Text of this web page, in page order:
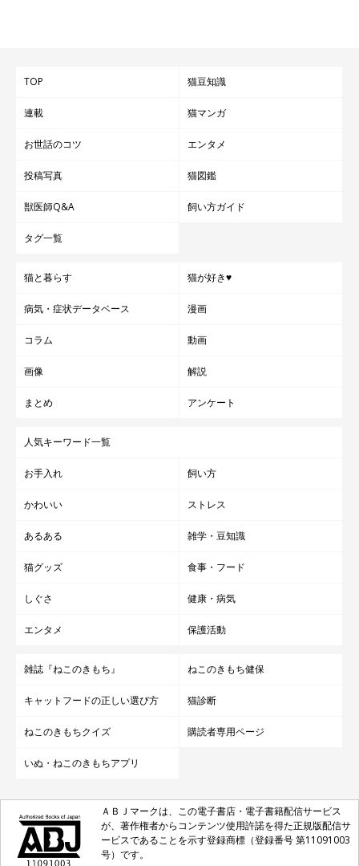
TOP 猫豆知識
連載 猫マンガ
お世話のコツ エンタメ
投稿写真 猫図鑑
獣医師Q&A 飼い方ガイド
タグ一覧
猫と暮らす 猫が好き♥
病気・症状データベース 漫画
コラム 動画
画像 解説
まとめ アンケート
人気キーワード一覧
お手入れ 飼い方
かわいい ストレス
あるある 雑学・豆知識
猫グッズ 食事・フード
しぐさ 健康・病気
エンタメ 保護活動
雑誌『ねこのきもち』 ねこのきもち健保
キャットフードの正しい選び方 猫診断
ねこのきもちクイズ 購読者専用ページ
いぬ・ねこのきもちアプリ
ＡＢＪマークは、この電子書店・電子書籍配信サービス
が、著作権者からコンテンツ使用許諾を得た正規版配信サ
ービスであることを示す登録商標（登録番号 第11091003
号）です。